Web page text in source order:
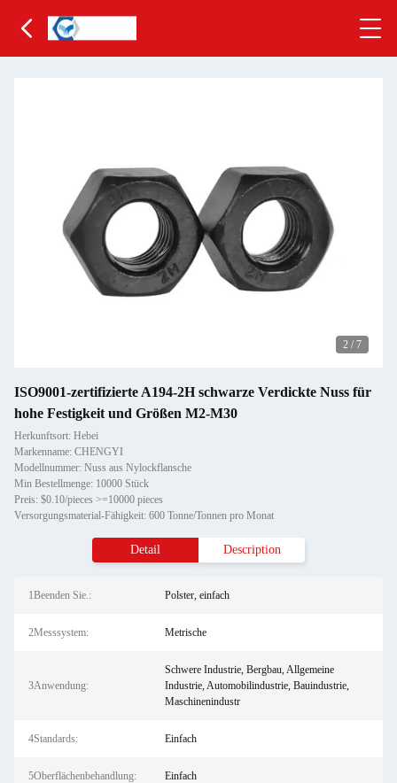
2 / 7
ISO9001-zertifizierte A194-2H schwarze Verdickte Nuss für
hohe Festigkeit und Größen M2-M30
Herkunftsort: Hebei
Markenname: CHENGYI
Modellnummer: Nuss aus Nylockflansche
Min Bestellmenge: 10000 Stück
Preis: $0.10/pieces >=10000 pieces
Versorgungsmaterial-Fähigkeit: 600 Tonne/Tonnen pro Monat
Detail Description
1Beenden Sie.: Polster, einfach
2Messsystem: Metrische
3Anwendung:
Schwere Industrie, Bergbau, Allgemeine
Industrie, Automobilindustrie, Bauindustrie,
Maschinenindustr
4Standards: Einfach
5Oberflächenbehandlung: Einfach